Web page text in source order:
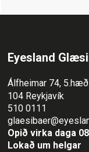
Eyesland
Álfheimar 74, 5.hæð
104 Reykjavík
510 0111
Opið virka daga
Lokað um helgar